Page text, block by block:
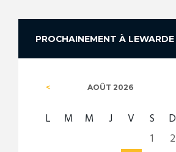
PROCHAINEMENT À LEWARDE
AOÛT 2026
L M M J V S
D
1
2